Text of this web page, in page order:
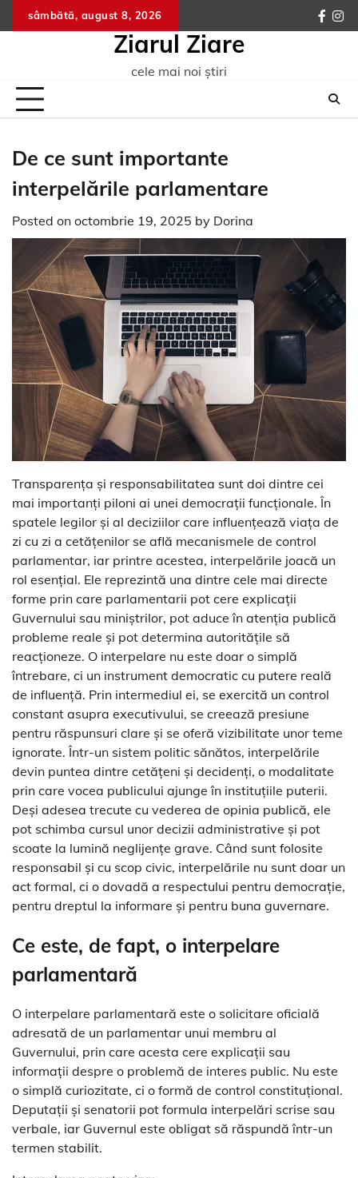
to
sâmbătă, august 8, 2026
Ziarul Ziare
cele mai noi știri
De ce sunt importante
interpelările parlamentare
Posted on octombrie 19, 2025 by Dorina
Transparența și responsabilitatea sunt doi dintre cei
mai importanți piloni ai unei democrații funcționale. În
spatele legilor și al deciziilor care influențează viața de
zi cu zi a cetățenilor se află mecanismele de control
parlamentar, iar printre acestea, interpelările joacă un
rol esențial. Ele reprezintă una dintre cele mai directe
forme prin care parlamentarii pot cere explicații
Guvernului sau miniștrilor, pot aduce în atenția publică
probleme reale și pot determina autoritățile să
reacționeze. O interpelare nu este doar o simplă
întrebare, ci un instrument democratic cu putere reală
de influență. Prin intermediul ei, se exercită un control
constant asupra executivului, se creează presiune
pentru răspunsuri clare și se oferă vizibilitate unor teme
ignorate. Într-un sistem politic sănătos, interpelările
devin puntea dintre cetățeni și decidenți, o modalitate
prin care vocea publicului ajunge în instituțiile puterii.
Deși adesea trecute cu vederea de opinia publică, ele
pot schimba cursul unor decizii administrative și pot
scoate la lumină neglijențe grave. Când sunt folosite
responsabil și cu scop civic, interpelările nu sunt doar un
act formal, ci o dovadă a respectului pentru democrație,
pentru dreptul la informare și pentru buna guvernare.
Ce este, de fapt, o interpelare
parlamentară
O interpelare parlamentară este o solicitare oficială
adresată de un parlamentar unui membru al
Guvernului, prin care acesta cere explicații sau
informații despre o problemă de interes public. Nu este
o simplă curiozitate, ci o formă de control constituțional.
Deputații și senatorii pot formula interpelări scrise sau
verbale, iar Guvernul este obligat să răspundă într-un
termen stabilit.